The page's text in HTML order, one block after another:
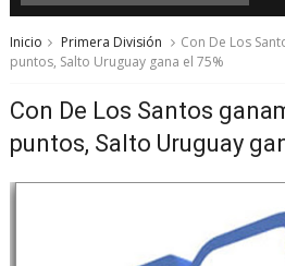
Inicio Primera División
Con De Los
puntos, Salto Uruguay gana el 75%
Con De Los Santos
puntos, Salto Uruguay